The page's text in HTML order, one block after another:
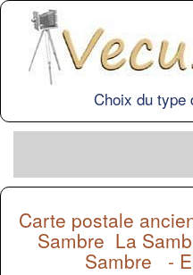
Choix du type
Carte postale
Sambre La
Sambre -